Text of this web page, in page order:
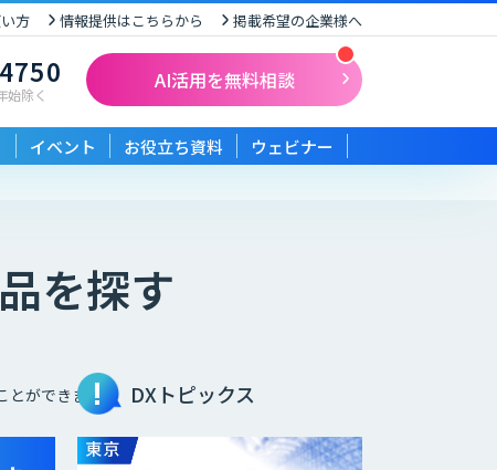
方 情報提供はこちらから 掲載希望の企業様へ
始除く
AI活用を無料相談
イベント お役立ち資料 ウェビナー
を探す
とができます。 DXトピックス